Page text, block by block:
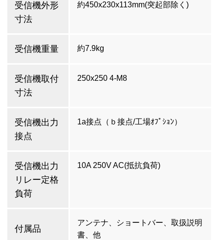
受信機外形
寸法
約450x230x113mm(突起部除く)
受信機重量 約7.9kg
受信機取付
寸法
250x250 4-M8
受信機出力
接点
1a接点（ｂ接点/工場ｵﾌﾟｼｮﾝ）
受信機出力
リレー定格
負荷
10A 250V AC(抵抗負荷)
付属品
アンテナ、ショートバー、取扱説明
書、他